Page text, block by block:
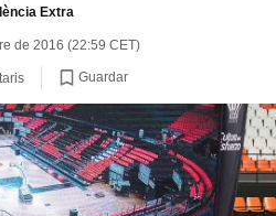
Extra
de 2016 (22:59 CET)
Guardar